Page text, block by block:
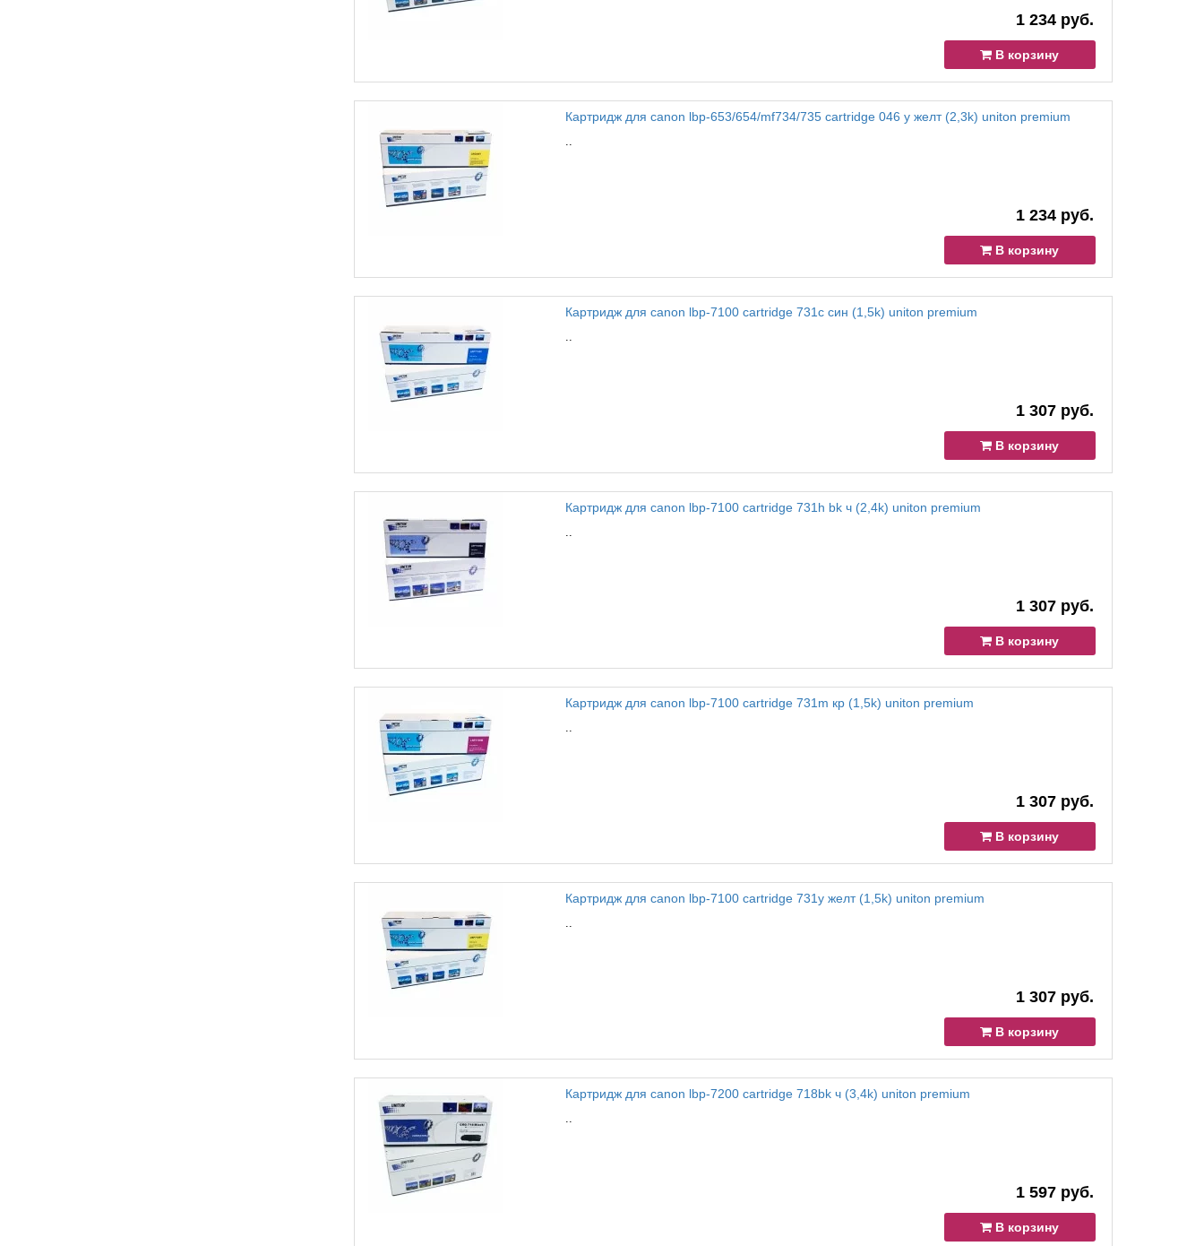
1 234 руб.
В корзину
Картридж для canon lbp-653/654/mf734/735 cartridge 046 y желт (2,3k) uniton premium
..
1 234 руб.
В корзину
Картридж для canon lbp-7100 cartridge 731c син (1,5k) uniton premium
..
1 307 руб.
В корзину
Картридж для canon lbp-7100 cartridge 731h bk ч (2,4k) uniton premium
..
1 307 руб.
В корзину
Картридж для canon lbp-7100 cartridge 731m кр (1,5k) uniton premium
..
1 307 руб.
В корзину
Картридж для canon lbp-7100 cartridge 731y желт (1,5k) uniton premium
..
1 307 руб.
В корзину
Картридж для canon lbp-7200 cartridge 718bk ч (3,4k) uniton premium
..
1 597 руб.
В корзину